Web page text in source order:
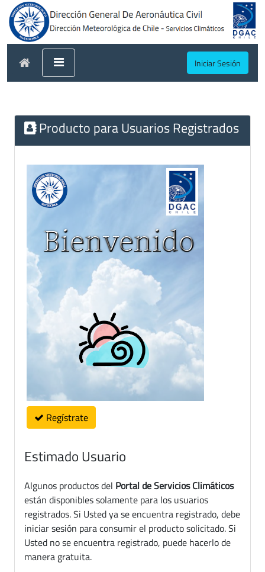
Iniciar Sesión
Producto para Usuarios Registrados
Regístrate
Estimado Usuario
Algunos productos del Portal de Servicios Climáticos
están disponibles solamente para los usuarios
registrados. Si Usted ya se encuentra registrado, debe
iniciar sesión para consumir el producto solicitado. Si
Usted no se encuentra registrado, puede hacerlo de
manera gratuita.